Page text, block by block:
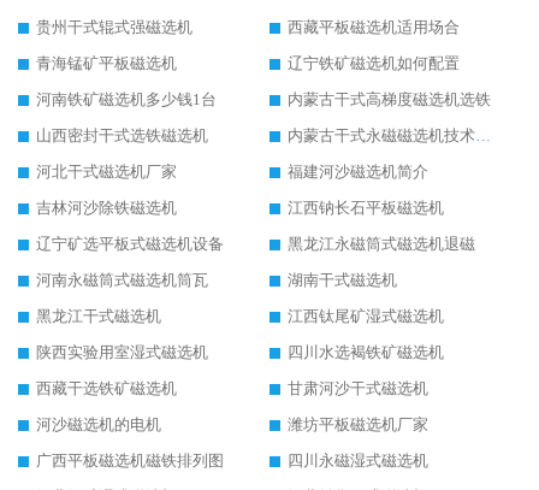
贵州干式辊式强磁选机
西藏平板磁选机适用场合
青海锰矿平板磁选机
辽宁铁矿磁选机如何配置
河南铁矿磁选机多少钱1台
内蒙古干式高梯度磁选机选铁
山西密封干式选铁磁选机
内蒙古干式永磁磁选机技术要求
河北干式磁选机厂家
福建河沙磁选机简介
吉林河沙除铁磁选机
江西钠长石平板磁选机
辽宁矿选平板式磁选机设备
黑龙江永磁筒式磁选机退磁
河南永磁筒式磁选机筒瓦
湖南干式磁选机
黑龙江干式磁选机
江西钛尾矿湿式磁选机
陕西实验用室湿式磁选机
四川水选褐铁矿磁选机
西藏干选铁矿磁选机
甘肃河沙干式磁选机
河沙磁选机的电机
潍坊平板磁选机厂家
广西平板磁选机磁铁排列图
四川永磁湿式磁选机